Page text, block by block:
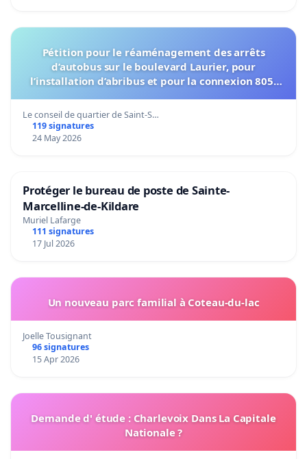
Pétition pour le réaménagement des arrêts
d’autobus sur le boulevard Laurier, pour
l’installation d’abribus et pour la connexion 805-
Le conseil de quartier de Saint-S…
119 signatures
24 May 2026
Protéger le bureau de poste de Sainte-
Marcelline-de-Kildare
Muriel Lafarge
111 signatures
17 Jul 2026
Un nouveau parc familial à Coteau-du-lac
Joelle Tousignant
96 signatures
15 Apr 2026
Demande d' étude : Charlevoix Dans La Capitale
Nationale ?